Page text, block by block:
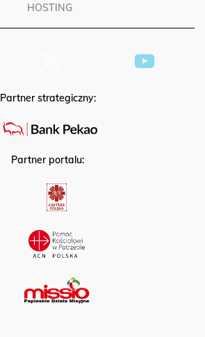
HOSTING
Partner strategiczny:
Partner portalu: